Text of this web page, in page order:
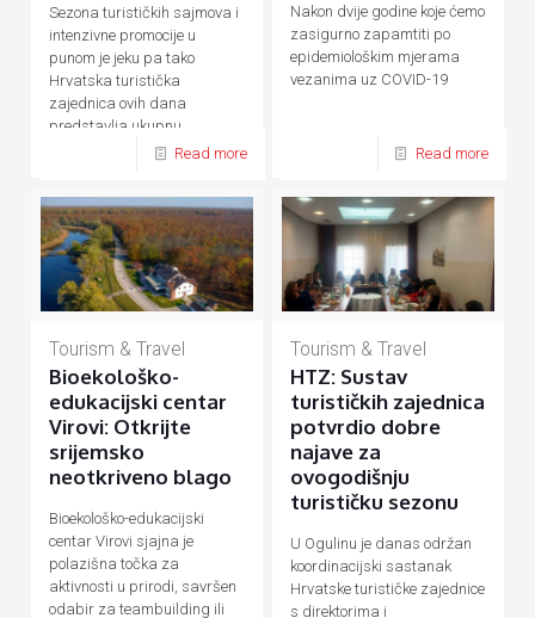
Sezona turističkih sajmova i
intenzivne promocije u
punom je jeku pa tako
Hrvatska turistička
zajednica ovih dana
predstavlja ukupnu
hrvatsku turističku ponudu
Read more
Nakon dvije godine koje ćemo
zasigurno zapamtiti po
epidemiološkim mjerama
vezanima uz COVID-19
Read more
Tourism & Travel
Bioekološko-
edukacijski centar
Virovi: Otkrijte
srijemsko
neotkriveno blago
Bioekološko-edukacijski
centar Virovi sjajna je
polazišna točka za
aktivnosti u prirodi, savršen
odabir za teambuilding ili
Tourism & Travel
HTZ: Sustav
turističkih zajednica
potvrdio dobre
najave za
ovogodišnju
turističku sezonu
U Ogulinu je danas održan
koordinacijski sastanak
Hrvatske turističke zajednice
s direktorima i